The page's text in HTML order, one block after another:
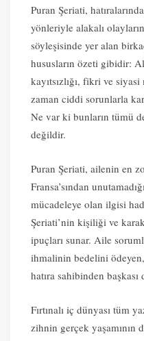
Puran Şeriati,
yönleriyle alakalı
söyleşisinde yer alan
hususların özeti gibidir:
kayıtsızlığı, fikri ve
zaman ciddi sorunlarla
Ne var ki bunların tümü
değildir.
Puran Şeriati, ailenin en
Fransa’sından
mücadeleye olan ilgisi
Şeriati’nin kişiliği ve
ipuçları sunar. Aile
ihmalinin bedelini
hatıra sahibinden başkası
Fırtınalı iç dünyası tüm
zihnin gerçek yaşamının